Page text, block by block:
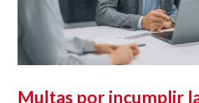
Multas por incumplir